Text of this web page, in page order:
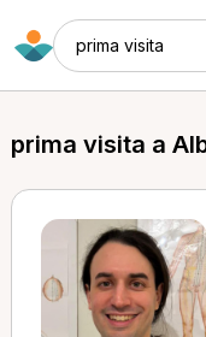
prima visita
prima visita a